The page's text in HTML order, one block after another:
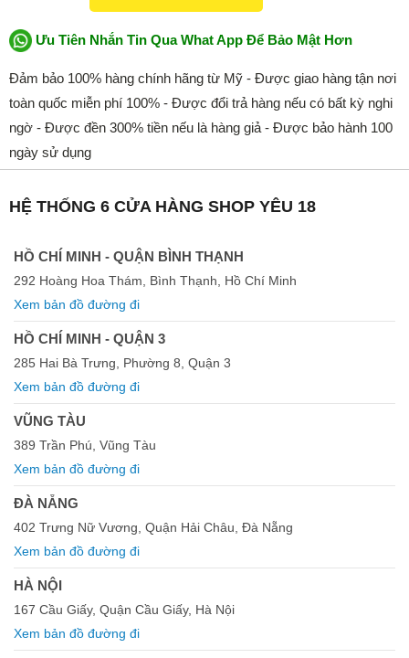
Ưu Tiên Nhắn Tin Qua What App Để Bảo Mật Hơn
Đảm bảo 100% hàng chính hãng từ Mỹ - Được giao hàng tận nơi
toàn quốc miễn phí 100% - Được đổi trả hàng nếu có bất kỳ nghi
ngờ - Được đền 300% tiền nếu là hàng giả - Được bảo hành 100
ngày sử dụng
HỆ THỐNG 6 CỬA HÀNG SHOP YÊU 18
HỒ CHÍ MINH - QUẬN BÌNH THẠNH
292 Hoàng Hoa Thám, Bình Thạnh, Hồ Chí Minh
Xem bản đồ đường đi
HỒ CHÍ MINH - QUẬN 3
285 Hai Bà Trưng, Phường 8, Quận 3
Xem bản đồ đường đi
VŨNG TÀU
389 Trần Phú, Vũng Tàu
Xem bản đồ đường đi
ĐÀ NẴNG
402 Trưng Nữ Vương, Quận Hải Châu, Đà Nẵng
Xem bản đồ đường đi
HÀ NỘI
167 Cầu Giấy, Quận Cầu Giấy, Hà Nội
Xem bản đồ đường đi